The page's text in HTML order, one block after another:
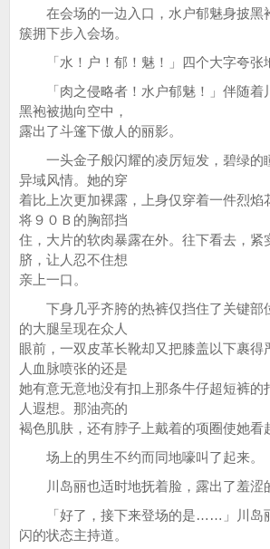
在会场的一边入口，水户郁魅身披黑
簇拥下步入会场。
「水！户！郁！魅！」四个大字夸张
「肉之侵略者！水户郁魅！」伴随着
黑袍被抛向空中，
露出了斗篷下傲人的丽影。
一头金子般闪耀的凌厉短发，碧绿的
异域风情。她的穿
着比上次更加裸露，上身仅穿着一件烈焰
将９０Ｂ的胸部挡
住，大片的软肉暴露在外。往下看去，紧
脐，让人忍不住想
亲上一口。
下身几乎齐胯的热裤仅挡住了关键部
的大腿呈现在众人
眼前，一双皮革长靴却又把膝盖以下裹得
人血脉喷张的还是
她有意无意地没有扣上那条牛仔超短裤的
人遐想。那油亮的
褐色肌肤，还有脖子上戴着的项圈使她看
场上的男生不约而同地嚎叫了起来。
川岛丽也适时地抚着脸，露出了羞涩
「好了，接下来登场的是……」川岛
闪的状态主持道。